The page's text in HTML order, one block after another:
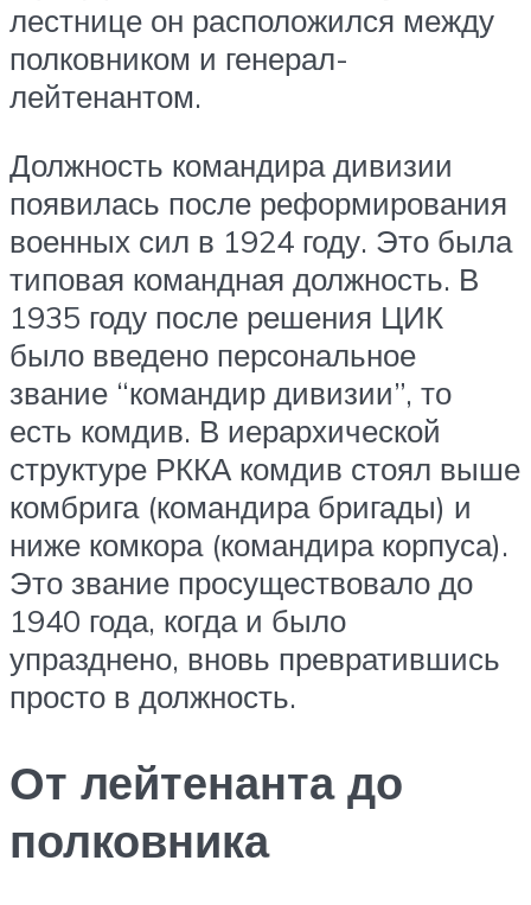
лестнице он расположился между
полковником и генерал-
лейтенантом.
Должность командира дивизии
появилась после реформирования
военных сил в 1924 году. Это была
типовая командная должность. В
1935 году после решения ЦИК
было введено персональное
звание “командир дивизии”, то
есть комдив. В иерархической
структуре РККА комдив стоял выше
комбрига (командира бригады) и
ниже комкора (командира корпуса).
Это звание просуществовало до
1940 года, когда и было
упразднено, вновь превратившись
просто в должность.
От лейтенанта до
полковника